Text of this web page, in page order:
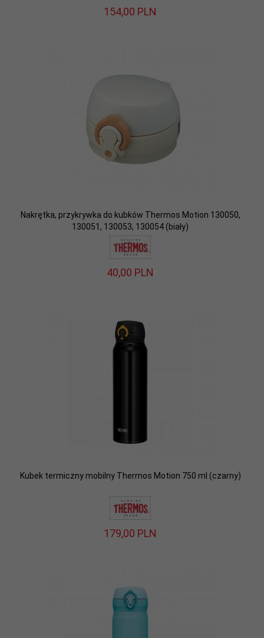
154,00 PLN
Nakrętka, przykrywka do kubków Thermos Motion 130050,
130051, 130053, 130054 (biały)
40,00 PLN
Kubek termiczny mobilny Thermos Motion 750 ml (czarny)
179,00 PLN